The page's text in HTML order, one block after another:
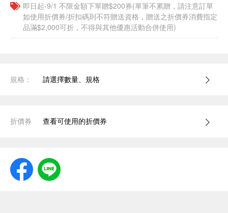
即日起-9/1 不限金額下單贈$200券(單筆不累贈，請注意訂單
如使用折價券/折扣碼則不符贈送資格，贈送之折價券消費指定
品滿$2,000可折，不得與其他優惠活動合併使用)
規格： 請選擇數量、規格
折價券 查看可使用的折價券